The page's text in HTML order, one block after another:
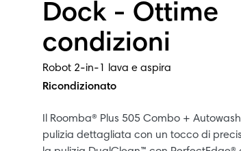
Dock - Ottime
condizioni
Robot 2-in-1 lava e aspira
Ricondizionato
Il Roomba® Plus 505 Combo +
pulizia dettagliata con un tocco di